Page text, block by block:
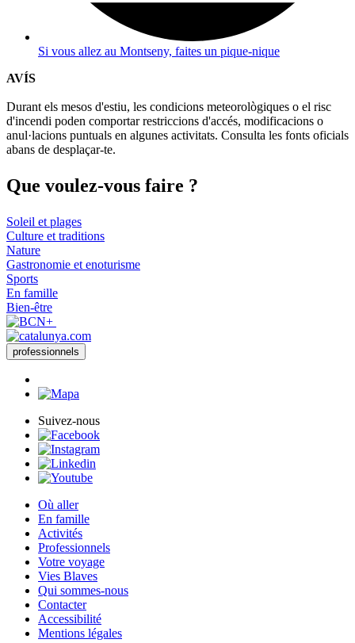
Si vous allez au Montseny, faites un pique-nique
AVÍS
Durant els mesos d'estiu, les condicions meteorològiques o el risc
d'incendi poden comportar restriccions d'accés, modificacions o
anul·lacions puntuals en algunes activitats. Consulta les fonts oficials
abans de desplaçar-te.
Que voulez-vous faire ?
Soleil et plages
Culture et traditions
Nature
Gastronomie et enoturisme
Sports
En famille
Bien-être
professionnels
Suivez-nous
Où aller
En famille
Activités
Professionnels
Votre voyage
Vies Blaves
Qui sommes-nous
Contacter
Accessibilité
Mentions légales